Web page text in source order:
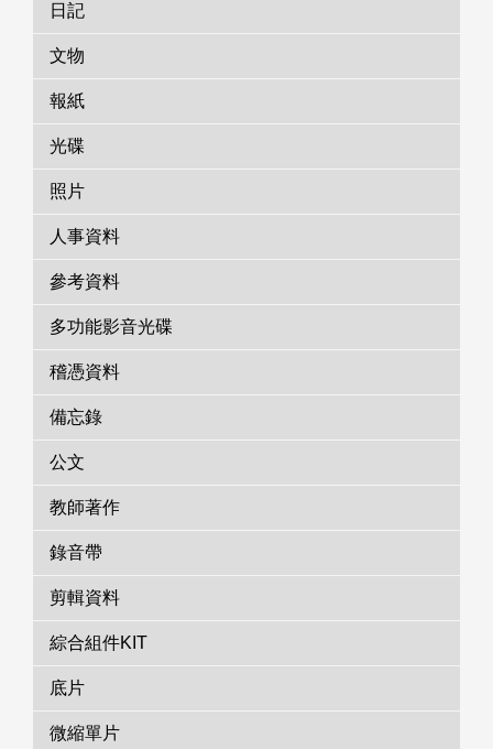
日記
文物
報紙
光碟
照片
人事資料
參考資料
多功能影音光碟
稽憑資料
備忘錄
公文
教師著作
錄音帶
剪輯資料
綜合組件KIT
底片
微縮單片